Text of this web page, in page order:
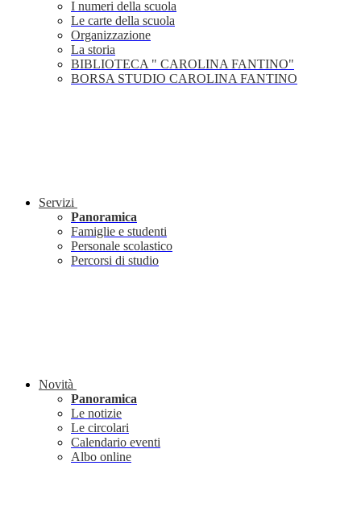
I numeri della scuola
Le carte della scuola
Organizzazione
La storia
BIBLIOTECA " CAROLINA FANTINO"
BORSA STUDIO CAROLINA FANTINO
Servizi
Panoramica
Famiglie e studenti
Personale scolastico
Percorsi di studio
Novità
Panoramica
Le notizie
Le circolari
Calendario eventi
Albo online